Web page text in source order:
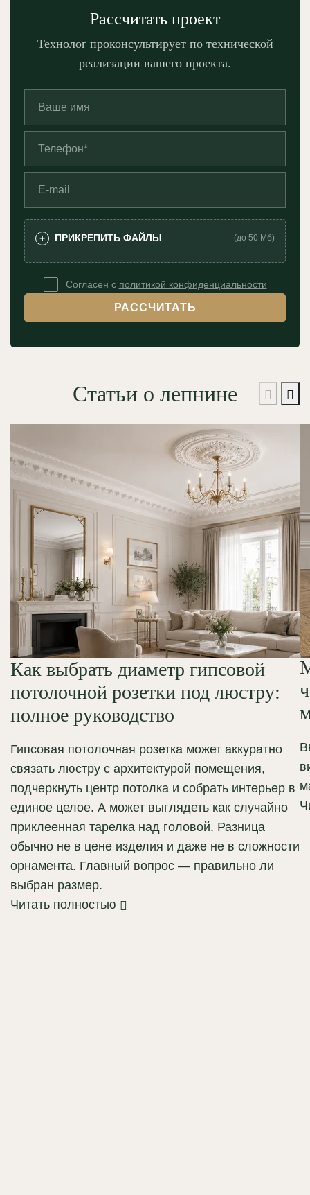
Рассчитать проект
Технолог проконсультирует по технической
реализации вашего проекта.
+ ПРИКРЕПИТЬ ФАЙЛЫ (до 50 Мб)
Согласен с политикой конфиденциальности
РАССЧИТАТЬ
Статьи о лепнине
Как выбрать диаметр гипсовой
потолочной розетки под люстру:
полное руководство
Гипсовая потолочная розетка может аккуратно
связать люстру с архитектурой помещения,
подчеркнуть центр потолка и собрать интерьер в
единое целое. А может выглядеть как случайно
приклеенная тарелка над головой. Разница
обычно не в цене изделия и даже не в сложности
орнамента. Главный вопрос — правильно ли
выбран размер.
Читать полностью